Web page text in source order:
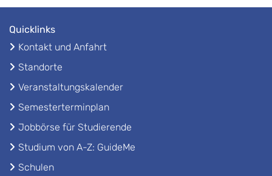
Quicklinks
Kontakt und Anfahrt
Standorte
Veranstaltungskalender
Semesterterminplan
Jobbörse für Studierende
Studium von A-Z: GuideMe
Schulen